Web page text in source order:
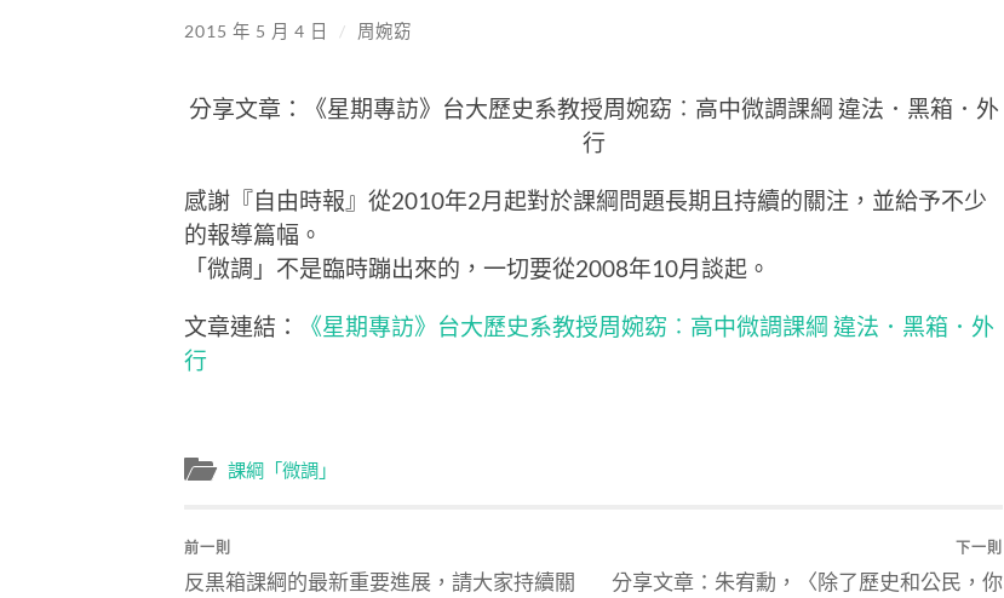
2015 年 5 月 4 日 / 周婉窈
分享文章：《星期專訪》台大歷史系教授周婉窈︰高中微調課綱 違法．黑箱．外
行
感謝『自由時報』從2010年2月起對於課綱問題長期且持續的關注，並給予不少
的報導篇幅。
「微調」不是臨時蹦出來的，一切要從2008年10月談起。
文章連結：
《星期專訪》台大歷史系教授周婉窈︰高中微調課綱 違法．黑箱．外
行
課綱「微調」
前一則
反黒箱課綱的最新重要進展，請大家持續關
下一則
分享文章：朱宥勳，〈除了歷史和公民，你